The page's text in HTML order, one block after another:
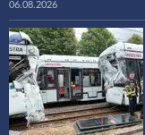
06.08.2026